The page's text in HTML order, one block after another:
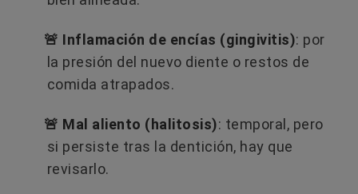
🚨 Inflamación de encías (gingivitis): por
la presión del nuevo diente o restos de
comida atrapados.
🚨 Mal aliento (halitosis): temporal, pero
si persiste tras la dentición, hay que
revisarlo.